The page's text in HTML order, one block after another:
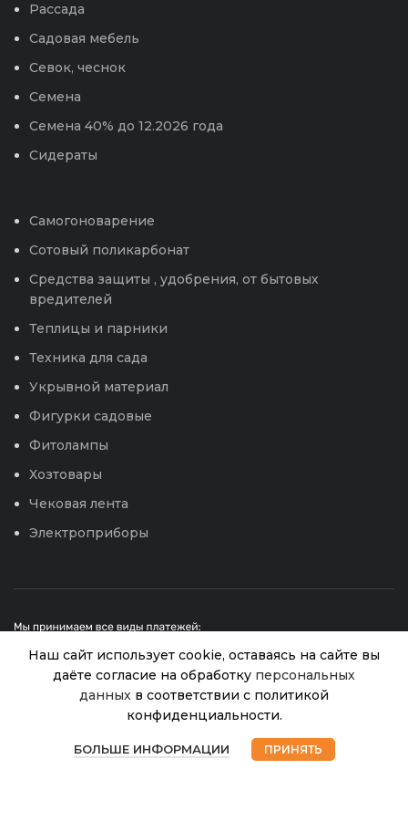
Рассада
Садовая мебель
Севок, чеснок
Семена
Семена 40% до 12.2026 года
Сидераты
Самогоноварение
Сотовый поликарбонат
Средства защиты , удобрения, от бытовых
вредителей
Теплицы и парники
Техника для сада
Укрывной материал
Фигурки садовые
Фитолампы
Хозтовары
Чековая лента
Электроприборы
Интернет магазин Успех. ИП Хрипунов Сергей
Александрович
ИНН 420800180243 / ОГРНИП 304420530300327
Наш сайт использует cookie, оставаясь на сайте вы
даёте согласие на обработку персональных
данных в соответствии с политикой
конфиденциальности.
БОЛЬШЕ ИНФОРМАЦИИ ПРИНЯТЬ
посад.садовая
0231-4 (ЦИ)
435.00 ₽
В
наличии
Магазин Избранное Корзина Мой аккаунт